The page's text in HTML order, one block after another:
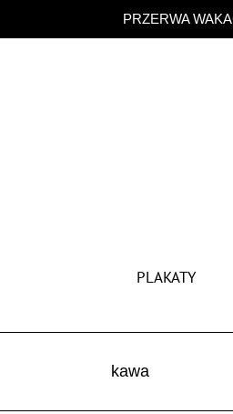
PRZERWA
zawartości
PLAKATY
kawa